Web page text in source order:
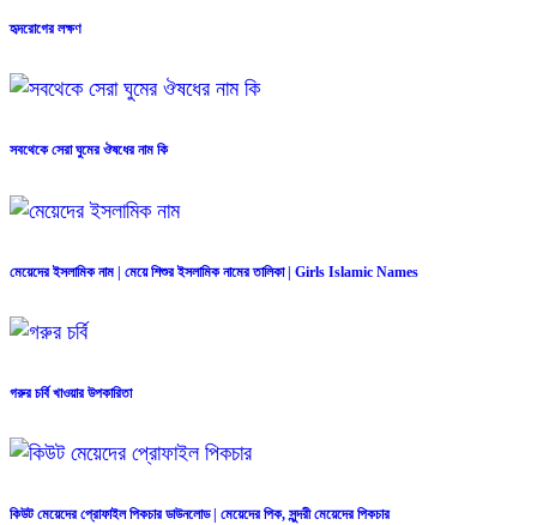
হৃদরোগের লক্ষণ
সবথেকে সেরা ঘুমের ঔষধের নাম কি
মেয়েদের ইসলামিক নাম | মেয়ে শিশুর ইসলামিক নামের তালিকা | Girls Islamic Names
গরুর চর্বি খাওয়ার উপকারিতা
কিউট মেয়েদের প্রোফাইল পিকচার ডাউনলোড | মেয়েদের পিক, সুন্দরী মেয়েদের পিকচার